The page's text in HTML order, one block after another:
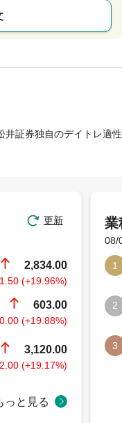
井証券独自のデイトレ適性